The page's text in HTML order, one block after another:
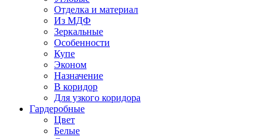
Отделка и материал
Из МДФ
Зеркальные
Особенности
Купе
Эконом
Назначение
В коридор
Для узкого коридора
Гардеробные
Цвет
Белые